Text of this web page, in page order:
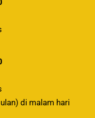
di malam hari